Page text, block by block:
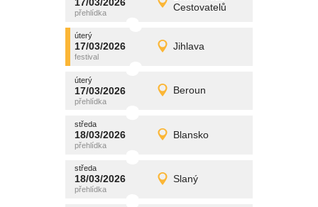
Cestovatelů
úterý
17/03/2026 Detail
úterý
17/03/2026 Jihlava
úterý
17/03/2026 Detail
promítání
úterý
17/03/2026 Beroun
úterý
17/03/2026 Detail
promítání
středa
18/03/2026 Blansko
středa
18/03/2026 Detail
promítání
středa
18/03/2026 Slaný
středa
18/03/2026 Detail
promítání